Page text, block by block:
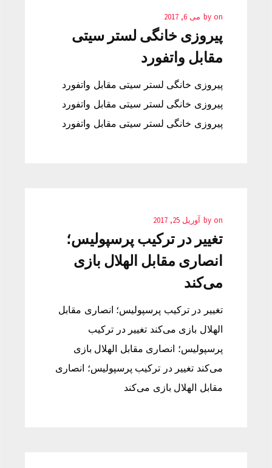
by on می 6, 2017
پیروزی خانگی لستر سیتی
مقابل واتفورد
پیروزی خانگی لستر سیتی مقابل واتفورد
پیروزی خانگی لستر سیتی مقابل واتفورد
پیروزی خانگی لستر سیتی مقابل واتفورد
by on آوریل 25, 2017
تغییر در ترکیب پرسپولیس؛
انصاری مقابل الهلال بازی
می‌کند
تغییر در ترکیب پرسپولیس؛ انصاری مقابل
الهلال بازی می‌کند تغییر در ترکیب
پرسپولیس؛ انصاری مقابل الهلال بازی
می‌کند تغییر در ترکیب پرسپولیس؛ انصاری
مقابل الهلال بازی می‌کند